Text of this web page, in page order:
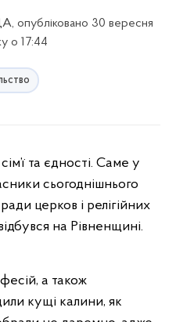
опубліковано 30 вересня
о 17:44
сьогоднішнього
церков і релігійних
на Рівненщині.
а також
кущі калини, як